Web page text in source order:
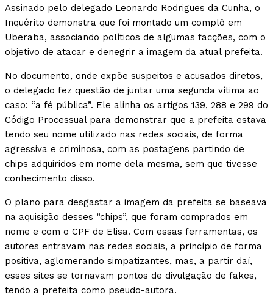
Assinado pelo delegado Leonardo Rodrigues da Cunha, o
Inquérito demonstra que foi montado um complô em
Uberaba, associando políticos de algumas facções, com o
objetivo de atacar e denegrir a imagem da atual prefeita.
No documento, onde expõe suspeitos e acusados diretos,
o delegado fez questão de juntar uma segunda vítima ao
caso: “a fé pública”. Ele alinha os artigos 139, 288 e 299 do
Código Processual para demonstrar que a prefeita estava
tendo seu nome utilizado nas redes sociais, de forma
agressiva e criminosa, com as postagens partindo de
chips adquiridos em nome dela mesma, sem que tivesse
conhecimento disso.
O plano para desgastar a imagem da prefeita se baseava
na aquisição desses “chips”, que foram comprados em
nome e com o CPF de Elisa. Com essas ferramentas, os
autores entravam nas redes sociais, a princípio de forma
positiva, aglomerando simpatizantes, mas, a partir daí,
esses sites se tornavam pontos de divulgação de fakes,
tendo a prefeita como pseudo-autora.